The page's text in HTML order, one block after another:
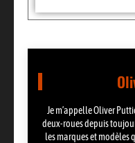
Je m’appelle Oliver
deux-roues depuis
les marques et modèles